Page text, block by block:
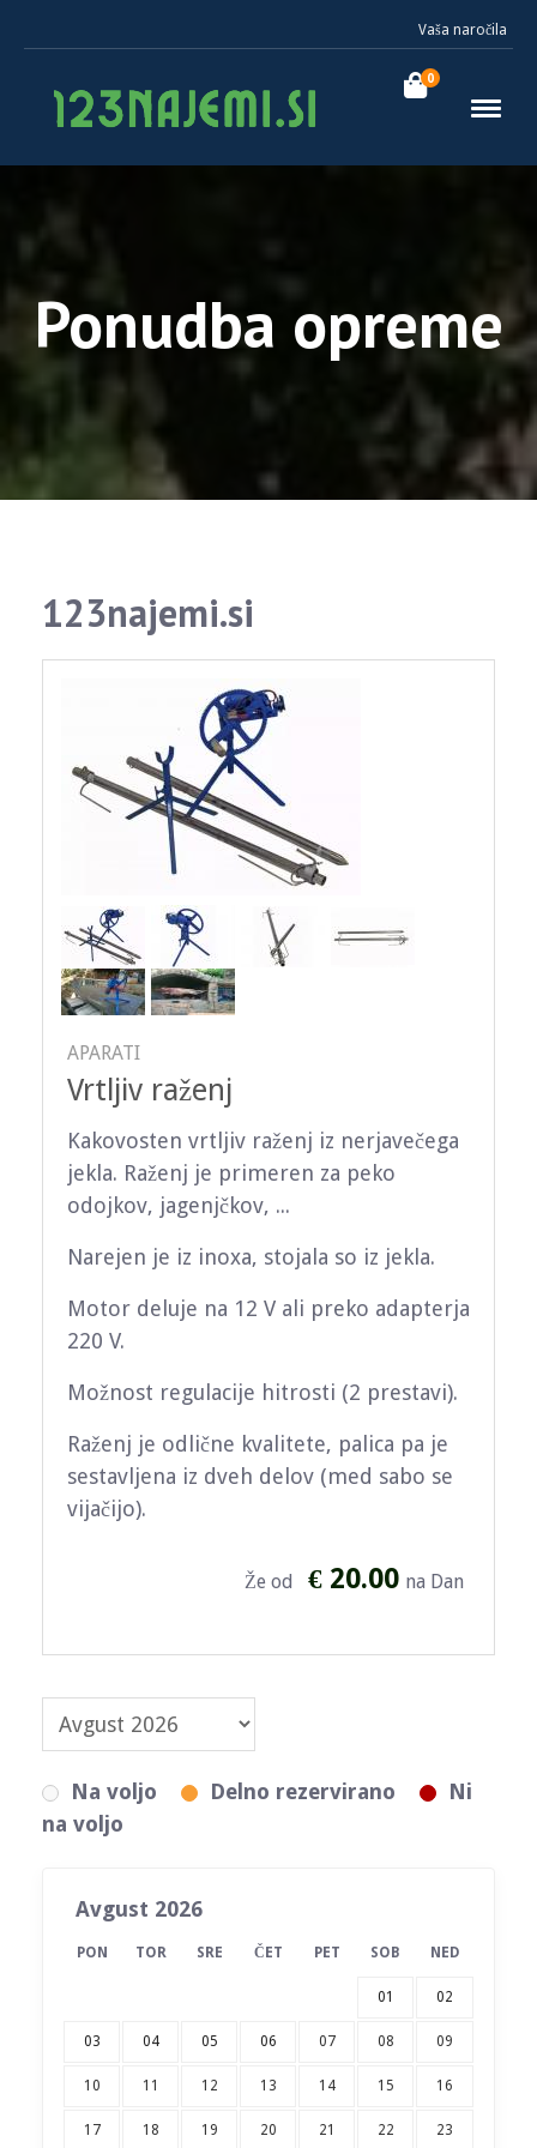
Vaša naročila
0
Ponudba opreme
123najemi.si
APARATI
Vrtljiv raženj
Kakovosten vrtljiv raženj iz nerjavečega
jekla. Raženj je primeren za peko
odojkov, jagenjčkov, ...
Narejen je iz inoxa, stojala so iz jekla.
Motor deluje na 12 V ali preko adapterja
220 V.
Možnost regulacije hitrosti (2 prestavi).
Raženj je odlične kvalitete, palica pa je
sestavljena iz dveh delov (med sabo se
vijačijo).
Že od € 20.00 na Dan
Na voljo Delno rezervirano
Ni
na voljo
Avgust 2026
PON TOR SRE ČET PET SOB NED
01 02
03 04 05 06 07 08 09
10 11 12 13 14 15 16
17 18 19 20 21 22 23